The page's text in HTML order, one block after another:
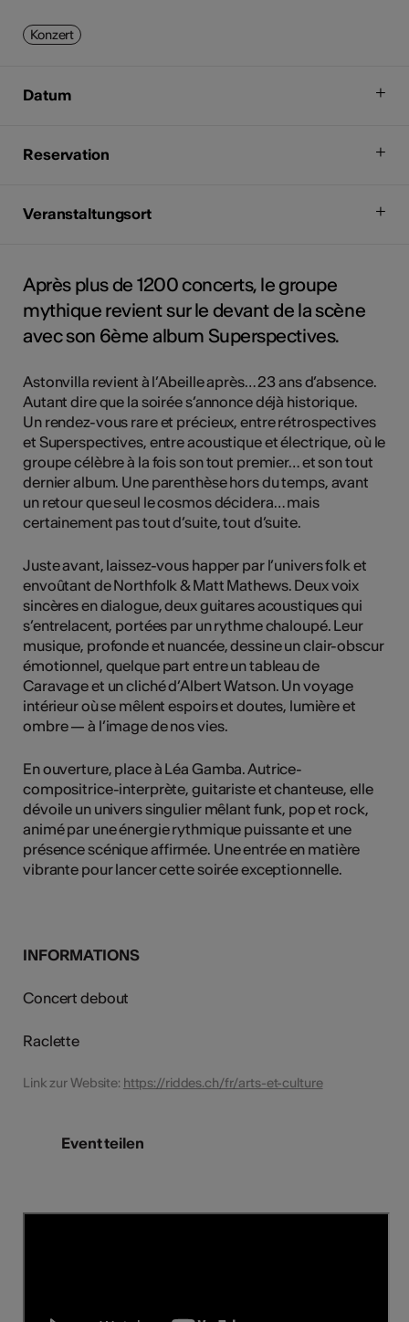
Konzert
Datum
Reservation
Veranstaltungsort
Après plus de 1200 concerts, le groupe
mythique revient sur le devant de la scène
avec son 6ème album Superspectives.
Astonvilla revient à l’Abeille après… 23 ans d’absence.
Autant dire que la soirée s’annonce déjà historique.
Un rendez-vous rare et précieux, entre rétrospectives
et Superspectives, entre acoustique et électrique, où le
groupe célèbre à la fois son tout premier… et son tout
dernier album. Une parenthèse hors du temps, avant
un retour que seul le cosmos décidera… mais
certainement pas tout d’suite, tout d’suite.
Juste avant, laissez-vous happer par l’univers folk et
envoûtant de Northfolk & Matt Mathews. Deux voix
sincères en dialogue, deux guitares acoustiques qui
s’entrelacent, portées par un rythme chaloupé. Leur
musique, profonde et nuancée, dessine un clair-obscur
émotionnel, quelque part entre un tableau de
Caravage et un cliché d’Albert Watson. Un voyage
intérieur où se mêlent espoirs et doutes, lumière et
ombre — à l’image de nos vies.
En ouverture, place à Léa Gamba. Autrice-
compositrice-interprète, guitariste et chanteuse, elle
dévoile un univers singulier mêlant funk, pop et rock,
animé par une énergie rythmique puissante et une
présence scénique affirmée. Une entrée en matière
vibrante pour lancer cette soirée exceptionnelle.
INFORMATIONS
Concert debout
Raclette
Link zur Website: https://riddes.ch/fr/arts-et-culture
Event teilen